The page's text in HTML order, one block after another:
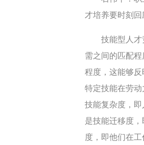
才培养要时刻
技能型人才竞
需之间的匹配
程度，这能够
特定技能在劳
技能复杂度，
是技能迁移度
度，即他们在